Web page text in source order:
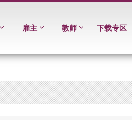
雇主 教师 下载专区